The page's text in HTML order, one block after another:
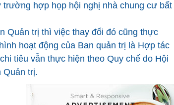
hợp họp hội nghị nhà chung cư bất
Quản trị thì việc thay đổi đó cũng thực
hoạt động của Ban quản trị là Hợp tác
tiêu vẫn thực hiện theo Quy chế do Hội
Quản trị.